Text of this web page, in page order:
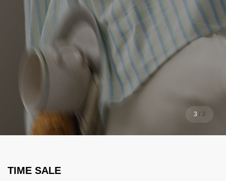
1 / 3
TIME SALE